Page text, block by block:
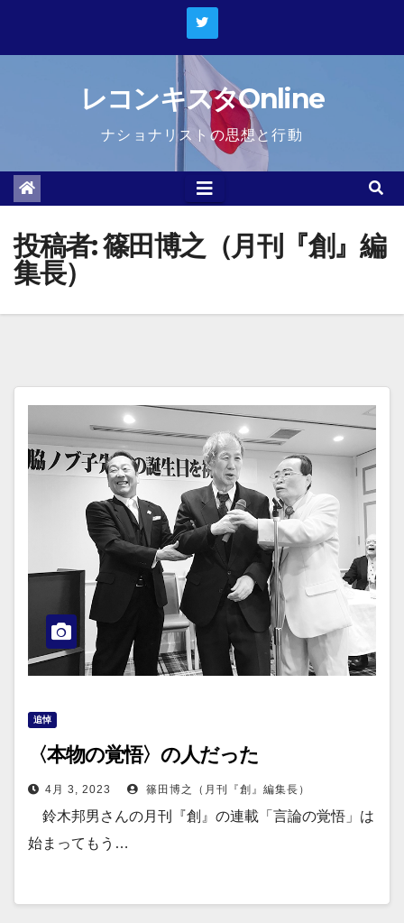
レコンキスタOnline
ナショナリストの思想と行動
投稿者:篠田博之（月刊『創』編
集長）
追悼
〈本物の覚悟〉の人だった
4月 3, 2023 篠田博之（月刊『創』編集長）
鈴木邦男さんの月刊『創』の連載「言論の覚悟」は
始まってもう…